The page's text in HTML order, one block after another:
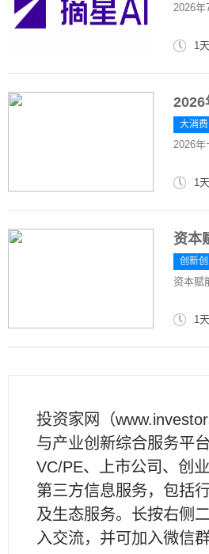
2026
1
2026
大消费
2026
1
资本
创新
资本赋
1
投资家网（
与产业创新综合服务平
VC/PE、上市公司、创
第三方信息服务，包括
及生态服务。长按右侧
入交流，并可加入微信